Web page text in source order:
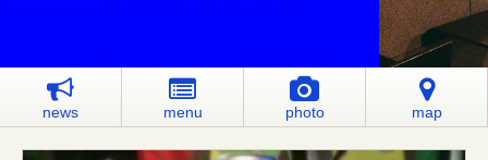
news menu photo map